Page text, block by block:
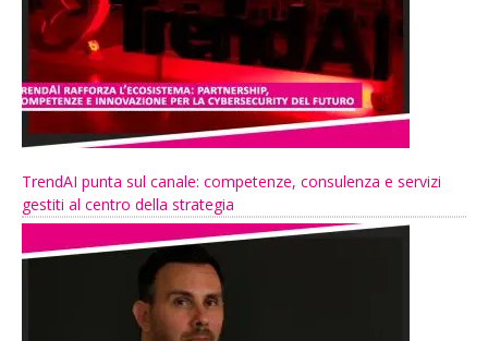
TrendAI punta sul canale: competenze, consulenza e servizi
gestiti al centro della strategia